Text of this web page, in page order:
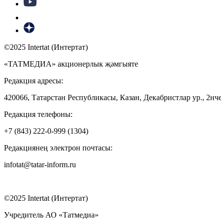
©2025 Intertat (Интертат)
«ТАТМЕДИА» акционерлык җәмгыяте
Редакция адресы:
420066, Татарстан Республикасы, Казан, Декабристлар ур.,
Редакция телефоны:
+7 (843) 222-0-999 (1304)
Редакциянең электрон почтасы:
infotat@tatar-inform.ru
©2025 Intertat (Интертат)
Учредитель АО «Татмедиа»